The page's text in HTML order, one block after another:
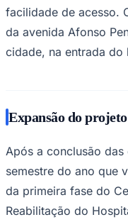
facilidade de acesso.
da avenida Afonso
cidade, na entrada do
Expansão do projeto
Após a conclusão
semestre do ano que
da primeira fase do
Reabilitação do